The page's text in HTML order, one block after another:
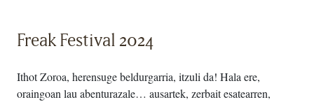
Freak Festival 2024
Ithot Zoroa, herensuge beldurgarria, itzuli da! Hala ere,
oraingoan lau abenturazale… ausartek, zerbait esatearren,